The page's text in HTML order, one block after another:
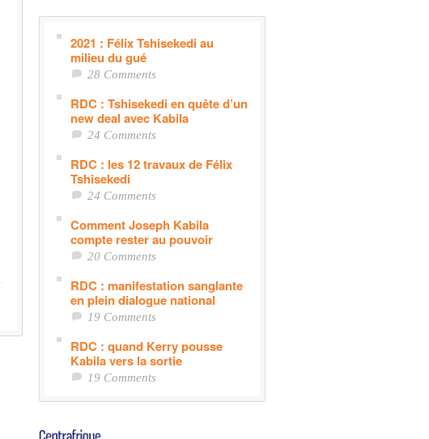
2021 : Félix Tshisekedi au
milieu du gué
28 Comments
RDC : Tshisekedi en quête d’un
new deal avec Kabila
24 Comments
RDC : les 12 travaux de Félix
Tshisekedi
24 Comments
Comment Joseph Kabila
compte rester au pouvoir
20 Comments
RDC : manifestation sanglante
en plein dialogue national
19 Comments
RDC : quand Kerry pousse
Kabila vers la sortie
19 Comments